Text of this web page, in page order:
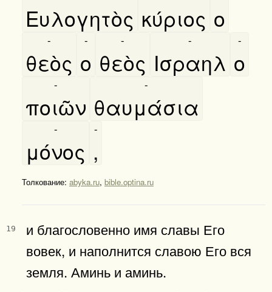
Ευλογητὸς κύριος ο
θεὸς
-
ο
-
θεὸς
-
Ισραηλ
-
ο
-
ποιῶν
-
θαυμάσια
-
μόνος
-
,
-
Толкование: abyka.ru, bible.optina.ru
19
и благословенно имя славы Его
вовек, и наполнится славою Его вся
земля. Аминь и аминь.